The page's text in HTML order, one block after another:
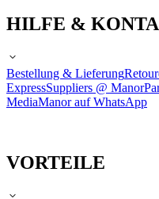
HILFE &
Bestellung & Lieferung
ExpressSuppliers @ Manor
MediaManor auf WhatsApp
VORTEILE